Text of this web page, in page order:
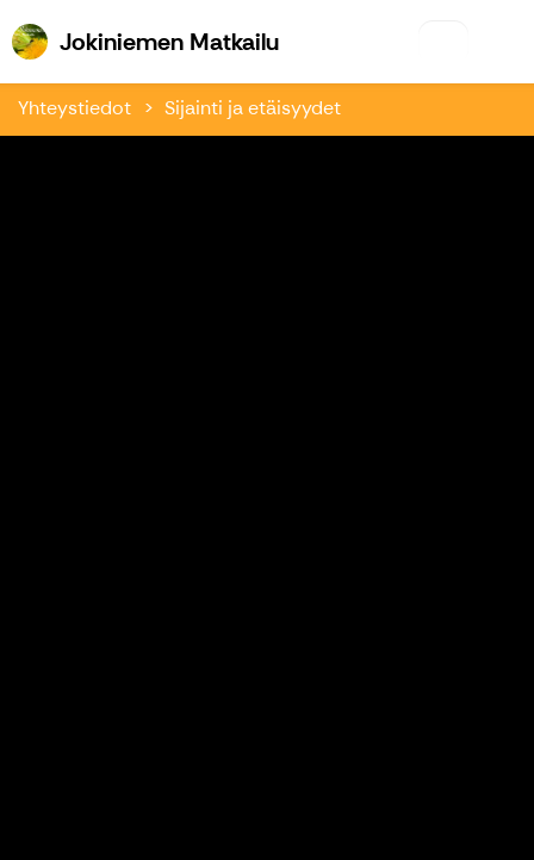
Jokiniemen MatkailuJokiniemen Matkailu
Yhteystiedot Sijainti ja etäisyydet